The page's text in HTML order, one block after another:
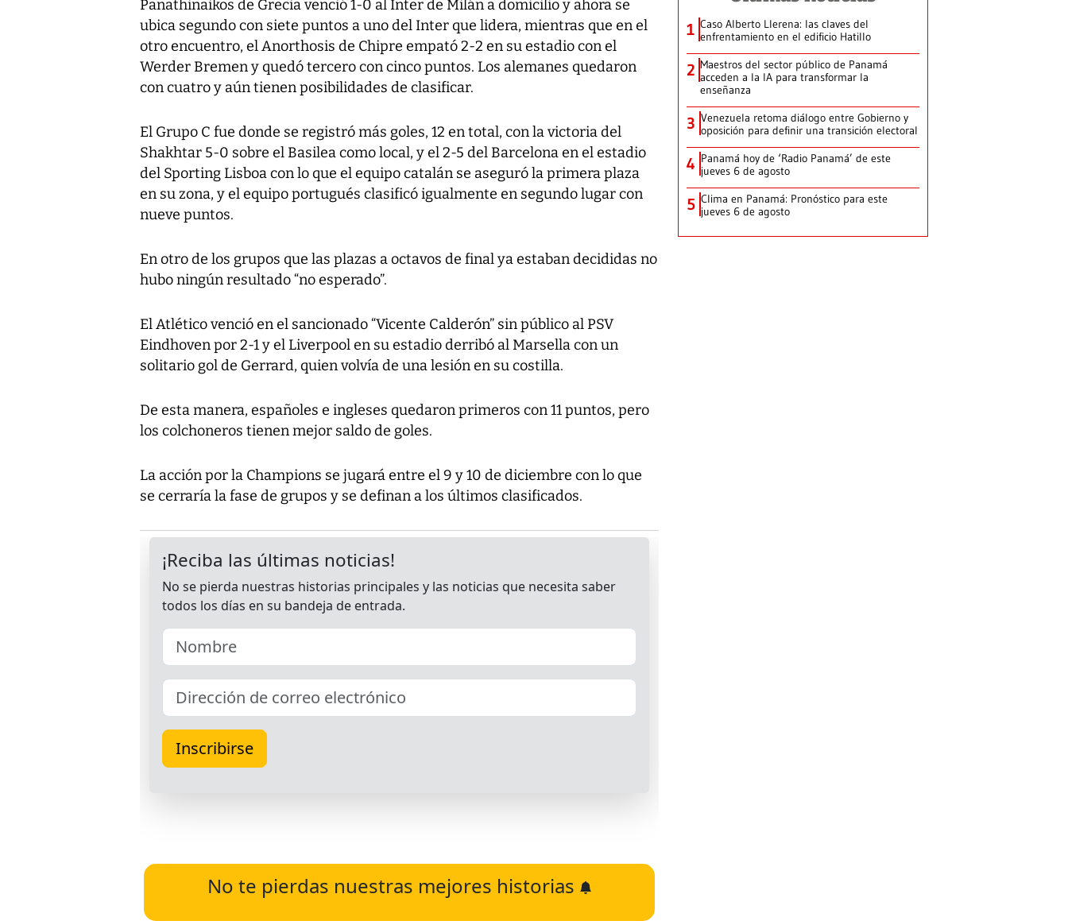
Panathinaikos de Grecia venció 1-0 al Inter de Milán a domicilio y ahora se
ubica segundo con siete puntos a uno del Inter que lidera, mientras que en el
otro encuentro, el Anorthosis de Chipre empató 2-2 en su estadio con el
Werder Bremen y quedó tercero con cinco puntos. Los alemanes quedaron
con cuatro y aún tienen posibilidades de clasificar.
El Grupo C fue donde se registró más goles, 12 en total, con la victoria del
Shakhtar 5-0 sobre el Basilea como local, y el 2-5 del Barcelona en el estadio
del Sporting Lisboa con lo que el equipo catalán se aseguró la primera plaza
en su zona, y el equipo portugués clasificó igualmente en segundo lugar con
nueve puntos.
En otro de los grupos que las plazas a octavos de final ya estaban decididas no
hubo ningún resultado “no esperado”.
El Atlético venció en el sancionado “Vicente Calderón” sin público al PSV
Eindhoven por 2-1 y el Liverpool en su estadio derribó al Marsella con un
solitario gol de Gerrard, quien volvía de una lesión en su costilla.
De esta manera, españoles e ingleses quedaron primeros con 11 puntos, pero
los colchoneros tienen mejor saldo de goles.
La acción por la Champions se jugará entre el 9 y 10 de diciembre con lo que
se cerraría la fase de grupos y se definan a los últimos clasificados.
No te pierdas nuestras mejores historias
1 Caso Alberto Llerena: las claves del
enfrentamiento en el edificio Hatillo
2 Maestros del sector público de Panamá
acceden a la IA para transformar la
enseñanza
3 Venezuela retoma diálogo entre Gobierno y
oposición para definir una transición electoral
4 Panamá hoy de ‘Radio Panamá’ de este
jueves 6 de agosto
5 Clima en Panamá: Pronóstico para este
jueves 6 de agosto